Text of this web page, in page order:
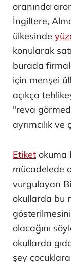
oranında
İngiltere,
ülkesinde
konularak
burada
için menşei
açıkça
"reva
ayrımcılık
Etiket okuma
mücadelede
vurgulayan
okullarda bu
olacağını
okullarda
şey